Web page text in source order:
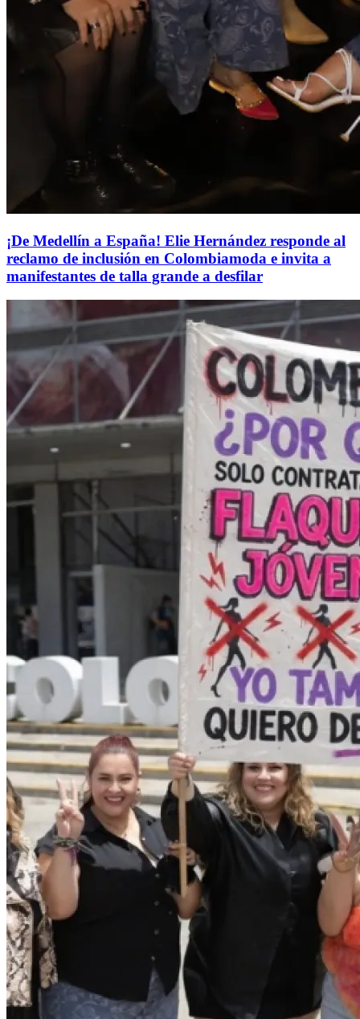
¡De Medellín a España! Elie Hernández responde al
reclamo de inclusión en Colombiamoda e invita a
manifestantes de talla grande a desfilar